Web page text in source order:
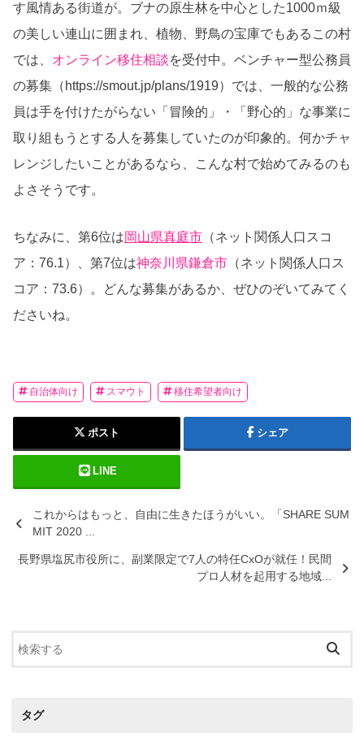
す風情ある街道が。ブナの原生林を中心とした1000ｍ級
の美しい連山に囲まれ、植物、野鳥の宝庫でもあるこの村
では、 オンライン移住相談を受付中。ベンチャー型公務員
の募集（https://smout.jp/plans/1919）では、一般的な公務
員は手を付けたがらない「冒険的」・「野心的」な事業に
取り組もうとする人を募集していたのが印象的。何かチャ
レンジしたいことがあるなら、こんな村で始めてみるのも
よさそうです。
ちなみに、第6位は岡山県真庭市 （ネット関係人口スコ
ア：76.1）、第7位は神奈川県鎌倉市 （ネット関係人口ス
コア：73.6）。どんな募集があるか、ぜひのぞいてみてく
ださいね。
自治体向け スマウト 移住希望者向け
ポスト シェア
LINE
これからはもっと、自由に生きたほうがいい。「SHARE SUM
MIT 2020 ...
長野県塩尻市役所に、副業限定で7人の特任CxOが就任！民間
プロ人材を起用する地域...
タグ